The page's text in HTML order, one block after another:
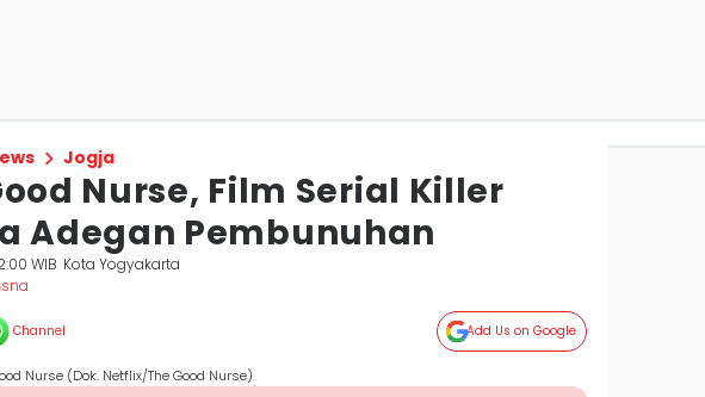
Jogja
Nurse, Film Serial Killer
Adegan Pembunuhan
WIB Kota Yogyakarta
Channel Add Us on Google
Nurse (Dok. Netflix/The Good Nurse)